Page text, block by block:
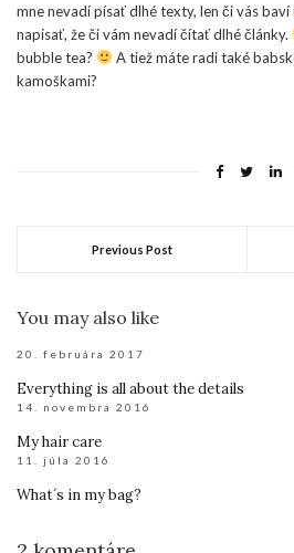
mne nevadí písať dlhé texty, len či vás
napísať, že či vám nevadí čítať dlhé články.
bubble tea?
A tiež máte radi také
kamoškami?
Previous Post
You may also like
20. februára 2017
Everything is all about the details
14. novembra 2016
My hair care
11. júla 2016
What´s in my bag?